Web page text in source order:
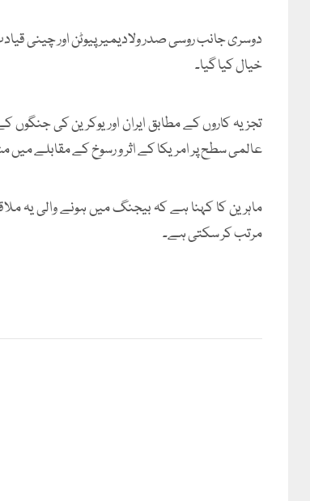
دوسری جانب روسی صدر ولادیمیر پیوٹن اور چینی
خیال کیا گیا۔
تجزیہ کاروں کے مطابق ایران اور یوکرین کی
عالمی سطح پر امریکا کے اثر و رسوخ کے مقابلے
ماہرین کا کہنا ہے کہ بیجنگ میں ہونے والی یہ
مرتب کر سکتی ہے۔